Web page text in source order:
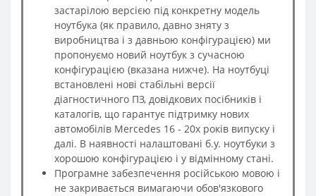
застарілою версією під конкретну модель
ноутбука (як правило, давно зняту з
виробництва і з давньою конфігурацією) ми
пропонуємо новий ноутбук з сучасною
конфігурацією (вказана нижче). На ноутбуці
встановлені нові стабільні версії
діагностичного ПЗ, довідкових посібників і
каталогів, що гарантує підтримку нових
автомобілів Mercedes 16 - 20х років випуску і
далі. В наявності налаштовані б.у. ноутбуки з
хорошою конфігурацією і у відмінному стані.
Програмне забезпечення російською мовою і
не закривається вимагаючи обов'язкового